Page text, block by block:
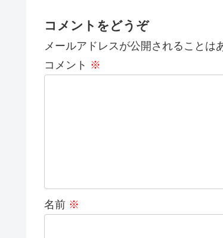
コメントをどうぞ
メールアドレスが公開されることは
コメント ※
名前 ※